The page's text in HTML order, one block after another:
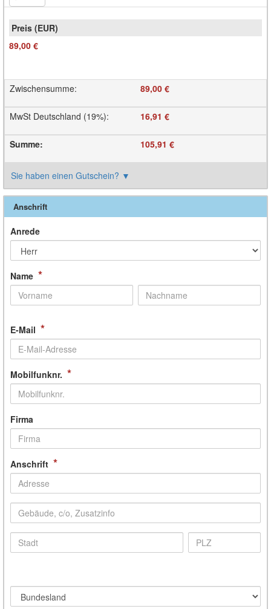
89,00 €
Zwischensumme: 89,00 €
MwSt Deutschland (19%): 16,91 €
Summe: 105,91 €
Sie haben einen Gutschein? ▼
Anschrift
Anrede
Name *
E-Mail *
Mobilfunknr. *
Firma
Anschrift *